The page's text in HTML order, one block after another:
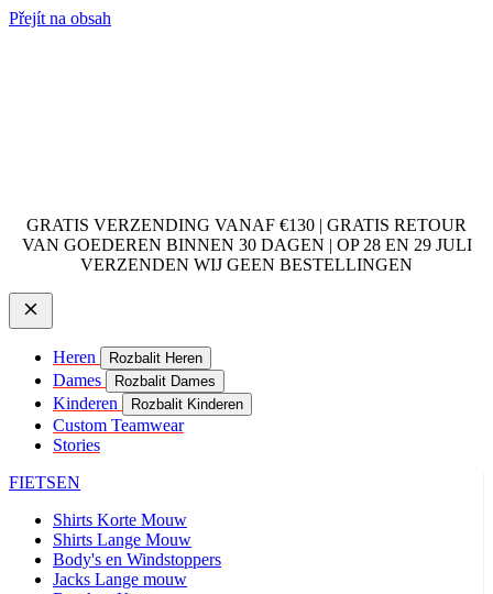
Přejít na obsah
GRATIS VERZENDING VANAF €130 | GRATIS RETOUR
VAN GOEDEREN BINNEN 30 DAGEN | OP 28 EN 29 JULI
VERZENDEN WIJ GEEN BESTELLINGEN
Heren Rozbalit Heren
Dames Rozbalit Dames
Kinderen Rozbalit Kinderen
Custom Teamwear
Stories
FIETSEN
Shirts Korte Mouw
Shirts Lange Mouw
Body's en Windstoppers
Jacks Lange mouw